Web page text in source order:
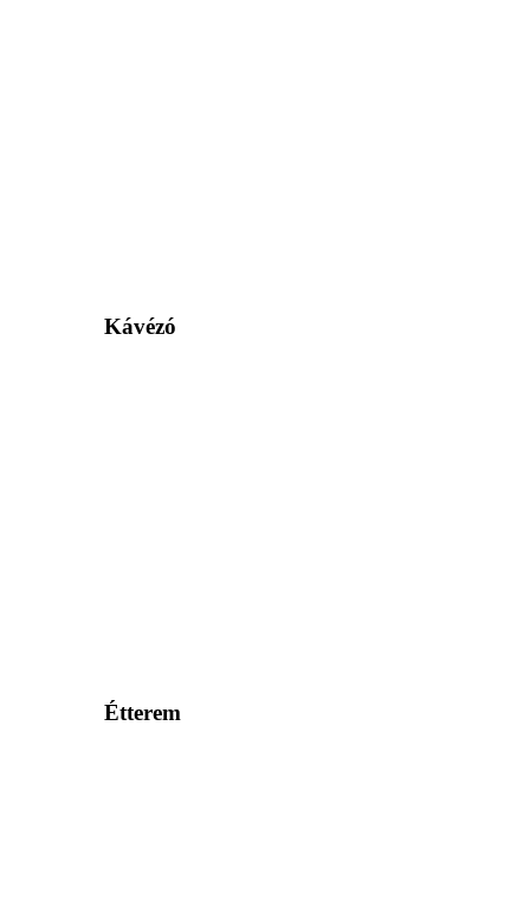
Kávézó
Étterem